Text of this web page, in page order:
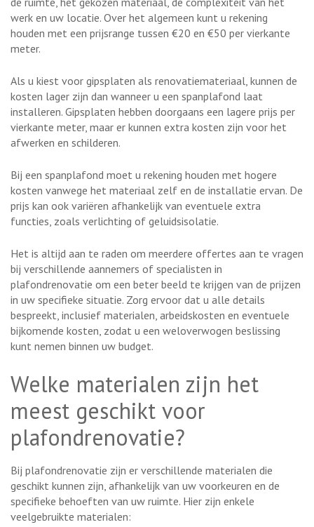
werk en uw locatie. Over het algemeen kunt u rekening
houden met een prijsrange tussen €20 en €50 per vierkante
meter.
Als u kiest voor gipsplaten als renovatiemateriaal, kunnen de
kosten lager zijn dan wanneer u een spanplafond laat
installeren. Gipsplaten hebben doorgaans een lagere prijs per
vierkante meter, maar er kunnen extra kosten zijn voor het
afwerken en schilderen.
Bij een spanplafond moet u rekening houden met hogere
kosten vanwege het materiaal zelf en de installatie ervan. De
prijs kan ook variëren afhankelijk van eventuele extra
functies, zoals verlichting of geluidsisolatie.
Het is altijd aan te raden om meerdere offertes aan te vragen
bij verschillende aannemers of specialisten in
plafondrenovatie om een beter beeld te krijgen van de prijzen
in uw specifieke situatie. Zorg ervoor dat u alle details
bespreekt, inclusief materialen, arbeidskosten en eventuele
bijkomende kosten, zodat u een weloverwogen beslissing
kunt nemen binnen uw budget.
Welke materialen zijn het
meest geschikt voor
plafondrenovatie?
Bij plafondrenovatie zijn er verschillende materialen die
geschikt kunnen zijn, afhankelijk van uw voorkeuren en de
specifieke behoeften van uw ruimte. Hier zijn enkele
veelgebruikte materialen: